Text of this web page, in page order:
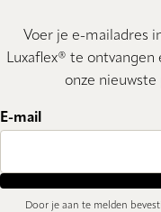
Voer je e-mailadres
Luxaflex® te ontvangen
onze
E-mail
Door je aan te melden